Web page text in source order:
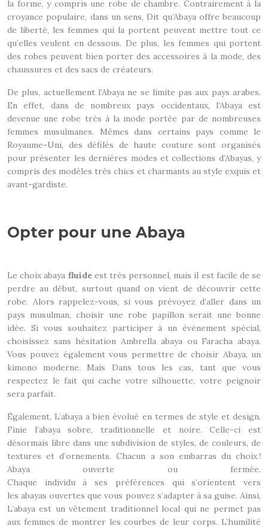
la forme, y compris une robe de chambre. Contrairement à la
croyance populaire, dans un sens, Dit qu’Abaya offre beaucoup
de liberté, les femmes qui la portent peuvent mettre tout ce
qu’elles veulent en dessous. De plus, les femmes qui portent
des robes peuvent bien porter des accessoires à la mode, des
chaussures et des sacs de créateurs.
De plus, actuellement l’Abaya ne se limite pas aux pays arabes.
En effet, dans de nombreux pays occidentaux, l’Abaya est
devenue une robe très à la mode portée par de nombreuses
femmes musulmanes. Mêmes dans certains pays comme le
Royaume-Uni, des défilés de haute couture sont organisés
pour présenter les dernières modes et collections d’Abayas, y
compris des modèles très chics et charmants au style exquis et
avant-gardiste.
Opter pour une Abaya
Le choix abaya fluideest très personnel, mais il est facile de se
perdre au début, surtout quand on vient de découvrir cette
robe. Alors rappelez-vous, si vous prévoyez d’aller dans un
pays musulman, choisir une robe papillon serait une bonne
idée. Si vous souhaitez participer à un événement spécial,
choisissez sans hésitation Ambrella abaya ou Faracha abaya.
Vous pouvez également vous permettre de choisir Abaya, un
kimono moderne. Mais Dans tous les cas, tant que vous
respectez le fait qui cache votre silhouette, votre peignoir
sera parfait.
Également, L’abaya a bien évolué en termes de style et design.
Finie l’abaya sobre, traditionnelle et noire. Celle-ci est
désormais libre dans une subdivision de styles, de couleurs, de
textures et d’ornements. Chacun a son embarras du choix !
Abaya ouverte ou fermée.
Chaque individu à ses préférences qui s’orientent vers
les abayas ouvertes que vous pouvez s’adapter à sa guise. Ainsi,
L’abaya est un vêtement traditionnel local qui ne permet pas
aux femmes de montrer les courbes de leur corps. L’humilité